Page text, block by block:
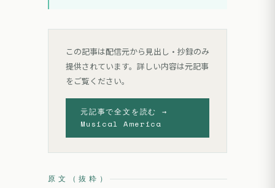
この記事は配信元から見出し・抄録のみ
提供されています。詳しい内容は元記事
をご覧ください。
元記事で全文を読む →
Musical America
原文（抜粋）